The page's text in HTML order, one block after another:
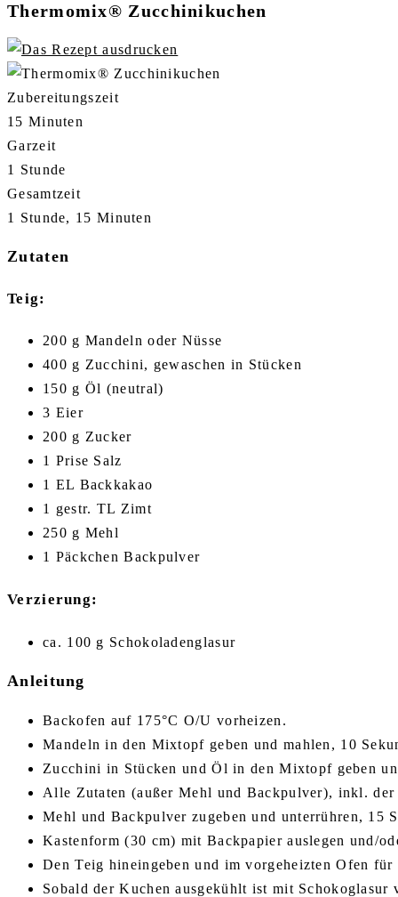
Thermomix® Zucchinikuchen
Zubereitungszeit
15 Minuten
Garzeit
1 Stunde
Gesamtzeit
1 Stunde, 15 Minuten
Zutaten
Teig:
200 g Mandeln oder Nüsse
400 g Zucchini, gewaschen in Stücken
150 g Öl (neutral)
3 Eier
200 g Zucker
1 Prise Salz
1 EL Backkakao
1 gestr. TL Zimt
250 g Mehl
1 Päckchen Backpulver
Verzierung:
ca. 100 g Schokoladenglasur
Anleitung
Backofen auf 175°C O/U vorheizen.
Mandeln in den Mixtopf geben und mahlen, 10
Zucchini in Stücken und Öl in den Mixtopf geben
Alle Zutaten (außer Mehl und Backpulver), inkl.
Mehl und Backpulver zugeben und unterrühren, 15
Kastenform (30 cm) mit Backpapier auslegen und/
Den Teig hineingeben und im vorgeheizten Ofen
Sobald der Kuchen ausgekühlt ist mit Schokoglasur